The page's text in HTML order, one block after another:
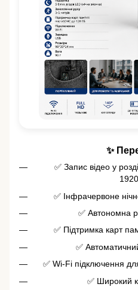
✨
✅ Запис відео у
✅ Інфрачервоне
✅ Автономна
✅ Підтримка карт
✅
✅ Wi-Fi підключення
✅ Широкий